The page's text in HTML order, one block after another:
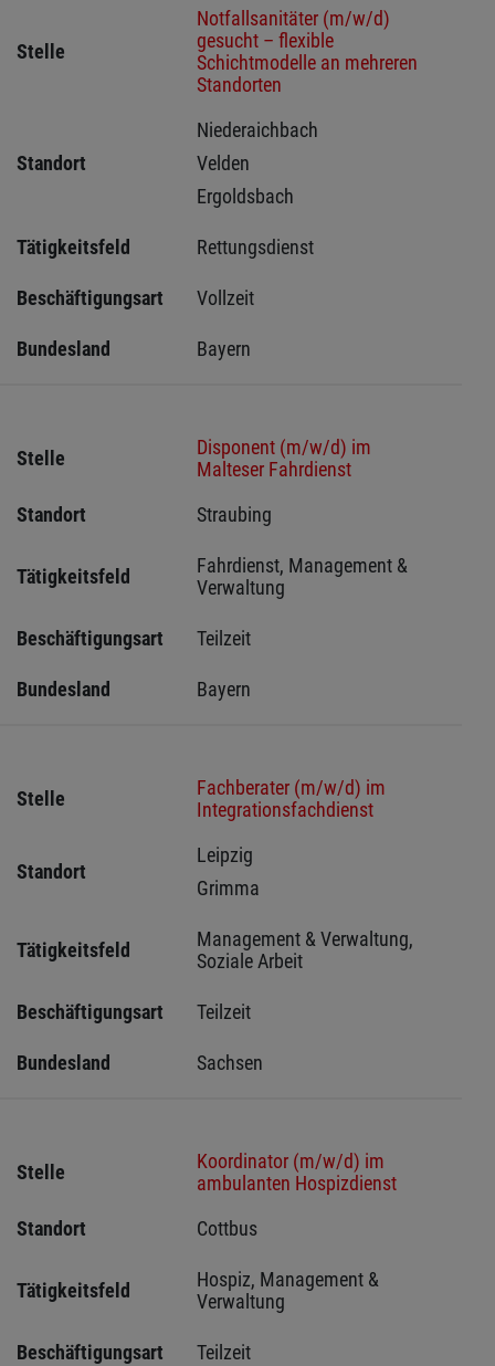
Stelle
Notfallsanitäter (m/w/d)
gesucht – flexible
Schichtmodelle an mehreren
Standorten
Standort
Niederaichbach
Velden
Ergoldsbach
Tätigkeitsfeld Rettungsdienst
Beschäftigungsart Vollzeit
Bundesland Bayern
Stelle
Disponent (m/w/d) im
Malteser Fahrdienst
Standort
Straubing
Tätigkeitsfeld
Fahrdienst, Management &
Verwaltung
Beschäftigungsart Teilzeit
Bundesland Bayern
Stelle
Fachberater (m/w/d) im
Integrationsfachdienst
Standort
Leipzig
Grimma
Tätigkeitsfeld
Management & Verwaltung,
Soziale Arbeit
Beschäftigungsart Teilzeit
Bundesland Sachsen
Stelle
Koordinator (m/w/d) im
ambulanten Hospizdienst
Standort
Cottbus
Tätigkeitsfeld
Hospiz, Management &
Verwaltung
Beschäftigungsart Teilzeit